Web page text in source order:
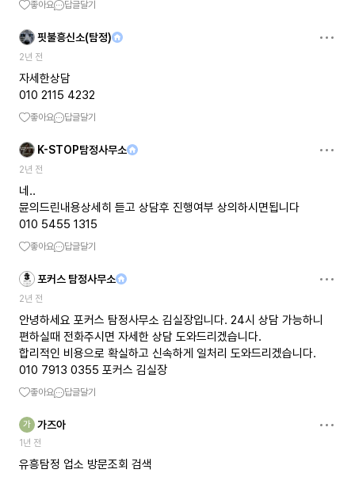
좋아요 답글달기
핏불흥신소(탐정)
2년 전
자세한상담
010 2115 4232
좋아요 답글달기
K-STOP탐정사무소
2년 전
네..
뮨의드린내용상세히 듣고 상담후 진행여부 상의하시면됩니다
010 5455 1315
좋아요 답글달기
포커스 탐정사무소
2년 전
안녕하세요 포커스 탐정사무소 김실장입니다. 24시 상담 가능하니
편하실때 전화주시면 자세한 상담 도와드리겠습니다.
합리적인 비용으로 확실하고 신속하게 일처리 도와드리겠습니다.
010 7913 0355 포커스 김실장
좋아요 답글달기
가 가즈아
1년 전
유흥탐정 업소 방문조회 검색